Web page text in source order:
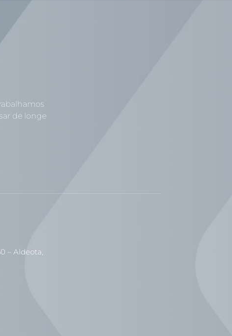
de longe
– Aldeota,